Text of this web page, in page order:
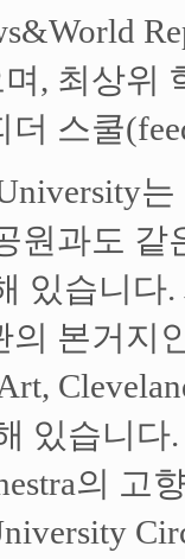
, 최상위
스쿨
University
원과도 같
있습니다
본거지
있습니
의 고